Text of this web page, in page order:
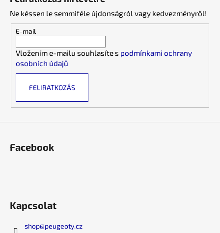
n
y
t
á
e
Ne késsen le semmiféle újdonságról vagy kedvezményről!
E-mail
Vložením e-mailu souhlasíte s podmínkami ochrany
osobních údajů
FELIRATKOZÁS
Facebook
Kapcsolat
shop@peugeoty.cz